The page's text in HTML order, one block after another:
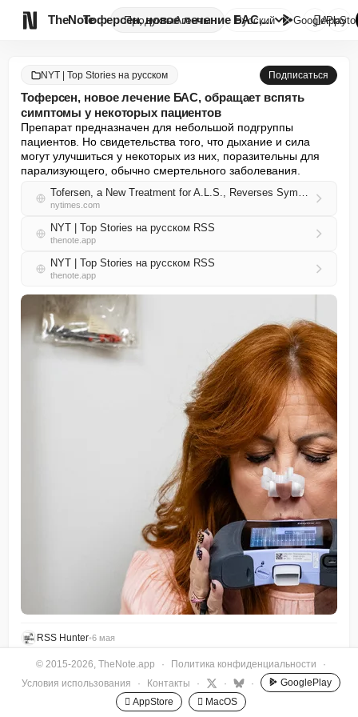
TheNote ПродуктыАгенты Тоферсен, новое лечение БАС, о...
Русский GooglePlay

NYT | Top Stories на русском Подписаться
Тоферсен, новое лечение БАС, обращает вспять
симптомы у некоторых пациентов
Препарат предназначен для небольшой подгруппы
пациентов. Но свидетельства того, что дыхание и сила
могут улучшиться у некоторых из них, поразительны для
парализующего, обычно смертельного заболевания.
Tofersen, a New Treatment for A.L.S., Reverses Symptoms for Some
nytimes.com
NYT | Top Stories на русском RSS
thenote.app
NYT | Top Stories на русском RSS
thenote.app
RSS Hunter•6 мая
© 2015-2026, TheNote.app · Политика конфиденциальности
·
Условия использования
· Контакты · · ·
GooglePlay
 AppStore
 MacOS